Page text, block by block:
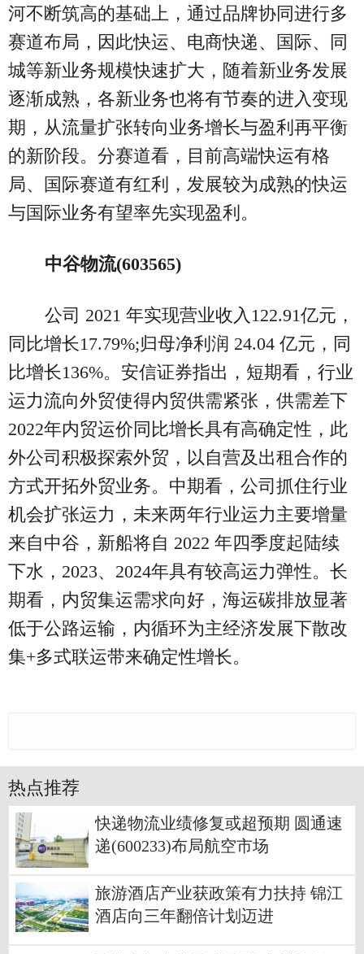
河不断筑高的基础上，通过品牌协同进行多
赛道布局，因此快运、电商快递、国际、同
城等新业务规模快速扩大，随着新业务发展
逐渐成熟，各新业务也将有节奏的进入变现
期，从流量扩张转向业务增长与盈利再平衡
的新阶段。分赛道看，目前高端快运有格
局、国际赛道有红利，发展较为成熟的快运
与国际业务有望率先实现盈利。
中谷物流(603565)
公司 2021 年实现营业收入122.91亿元，
同比增长17.79%;归母净利润 24.04 亿元，同
比增长136%。安信证券指出，短期看，行业
运力流向外贸使得内贸供需紧张，供需差下
2022年内贸运价同比增长具有高确定性，此
外公司积极探索外贸，以自营及出租合作的
方式开拓外贸业务。中期看，公司抓住行业
机会扩张运力，未来两年行业运力主要增量
来自中谷，新船将自 2022 年四季度起陆续
下水，2023、2024年具有较高运力弹性。长
期看，内贸集运需求向好，海运碳排放显著
低于公路运输，内循环为主经济发展下散改
集+多式联运带来确定性增长。
热点推荐
快递物流业绩修复或超预期 圆通速
递(600233)布局航空市场
旅游酒店产业获政策有力扶持 锦江
酒店向三年翻倍计划迈进